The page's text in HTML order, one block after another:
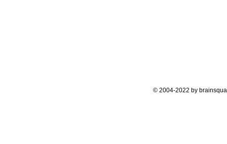
© 2004-2022 by